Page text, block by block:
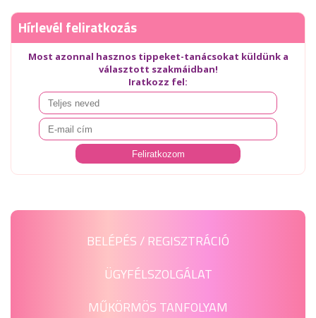
Hírlevél feliratkozás
Most azonnal hasznos tippeket-tanácsokat küldünk a
választott szakmáidban!
Iratkozz fel:
BELÉPÉS / REGISZTRÁCIÓ
ÜGYFÉLSZOLGÁLAT
MŰKÖRMÖS TANFOLYAM